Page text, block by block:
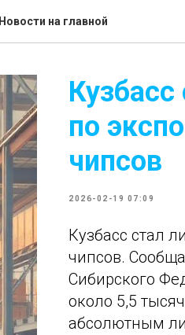
Новости на главной
по
чипсов
2026-02-19 07:09
Кузбасс стал
чипсов.
Сибирского
около 5,5
абсолютным